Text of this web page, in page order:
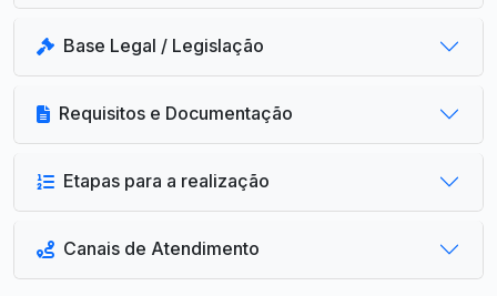
Base Legal / Legislação
Requisitos e Documentação
Etapas para a realização
Canais de Atendimento